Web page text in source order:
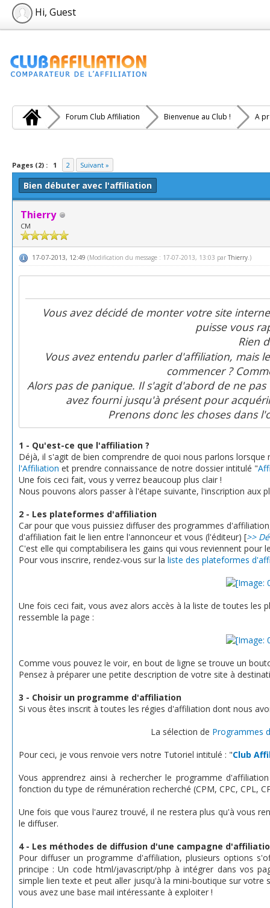
Hi, Guest
Forum Club Affiliation Bienvenue au Club ! A
Pages (2) : 1 2 Suivant »
Bien débuter avec l'affiliation
Thierry
CM
17-07-2013, 12:49 (Modification du message : 17-07-2013, 13:03 par Thierry.)
Vous avez décidé de monter votre site
puisse vous
Rien
Vous avez entendu parler d'affiliation, mais
commencer ?
Alors pas de panique. Il s'agit d'abord de ne
avez fourni jusqu'à présent pour
Prenons donc les choses dans
1 - Qu'est-ce que l'affiliation ?
Déjà, il s'agit de bien comprendre de quoi nous parlons
l'Affiliation et prendre connaissance de notre dossier intitulé "
Une fois ceci fait, vous y verrez beaucoup plus clair !
Nous pouvons alors passer à l'étape suivante, l'inscription aux
2 - Les plateformes d'affiliation
Car pour que vous puissiez diffuser des programmes
d'affiliation fait le lien entre l'annonceur et vous (l'éditeur) [>>
C'est elle qui comptabilisera les gains qui vous reviennent pour
Pour vous inscrire, rendez-vous sur la liste des plateformes
Une fois ceci fait, vous avez alors accès à la liste de toutes les
ressemble la page :
Comme vous pouvez le voir, en bout de ligne se trouve un
Pensez à préparer une petite description de votre site à
3 - Choisir un programme d'affiliation
Si vous êtes inscrit à toutes les régies d'affiliation dont nous
La sélection de Programmes
Pour ceci, je vous renvoie vers notre Tutoriel intitulé : "Club
Vous apprendrez ainsi à rechercher le programme
fonction du type de rémunération recherché (CPM, CPC, CPL,
Une fois que vous l'aurez trouvé, il ne restera plus qu'à vous
le diffuser.
4 - Les méthodes de diffusion d'une campagne
Pour diffuser un programme d'affiliation, plusieurs options
principe : Un code html/javascript/php à intégrer dans vos
simple lien texte et peut aller jusqu'à la mini-boutique sur
vous avez une base mail intéressante à exploiter !